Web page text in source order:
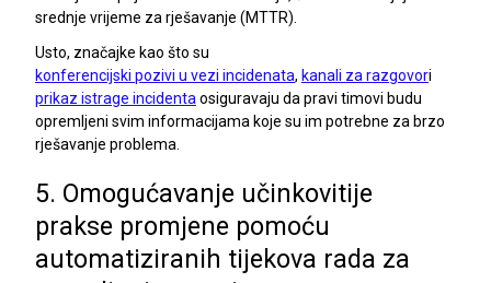
srednje vrijeme za rješavanje (MTTR).
Usto, značajke kao što su
konferencijski pozivi u vezi incidenata, kanali za razgovori
prikaz istrage incidenta osiguravaju da pravi timovi budu
opremljeni svim informacijama koje su im potrebne za brzo
rješavanje problema.
5. Omogućavanje učinkovitije
prakse promjene pomoću
automatiziranih tijekova rada za